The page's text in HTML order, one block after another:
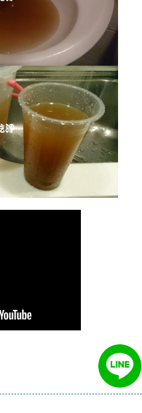
洗 洗水管 熱水